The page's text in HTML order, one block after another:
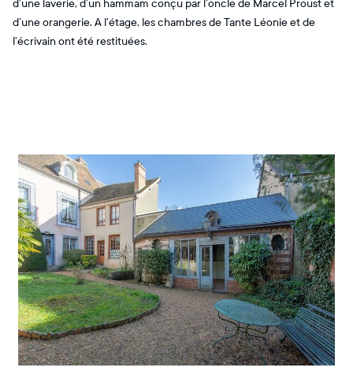
d’une laverie, d’un hammam conçu par l’oncle de Marcel Proust et
d’une orangerie. A l’étage, les chambres de Tante Léonie et de
l’écrivain ont été restituées.